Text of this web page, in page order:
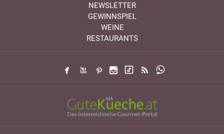
NEWSLETTER
GEWINNSPIEL
WEINE
RESTAURANTS